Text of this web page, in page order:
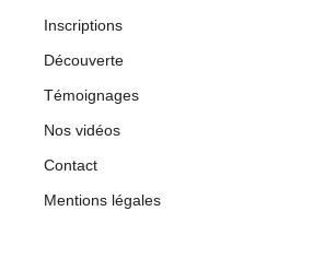
Inscriptions
Découverte
Témoignages
Nos vidéos
Contact
Mentions légales